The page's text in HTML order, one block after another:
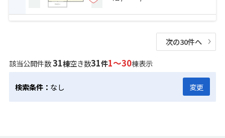
次の30件へ
該当公開件数31棟空き数31件1～30棟表示
検索条件： なし 変更